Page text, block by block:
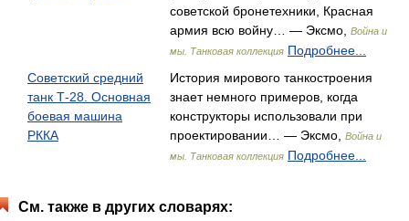
советской бронетехники, Красная
армия всю войну… — Эксмо,
Война и
мы. Танковая коллекция Подробнее...
Советский средний
танк Т-28. Основная
боевая машина
РККА
История мирового танкостроения
знает немного примеров, когда
конструкторы использовали при
проектировании… — Эксмо,
Война и
мы. Танковая коллекция Подробнее...
См. также в других словарях: